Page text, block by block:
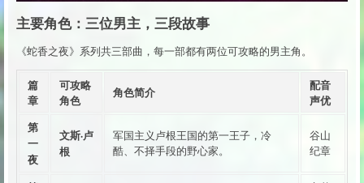
主要角色：三位男主，三段故事
《蛇香之夜》系列共三部曲，每一部都有两位可攻略的男主角。
篇
章
可攻略
角色
角色简介
配音
声优
第
一
夜
文斯·卢
根
军国主义卢根王国的第一王子，冷
酷、不择手段的野心家。
谷山
纪章